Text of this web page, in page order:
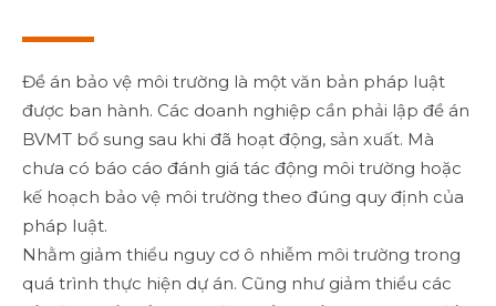
Đề án bảo vệ môi trường là một văn bản pháp luật
được ban hành. Các doanh nghiệp cần phải lập đề án
BVMT bổ sung sau khi đã hoạt động, sản xuất. Mà
chưa có báo cáo đánh giá tác động môi trường hoặc
kế hoạch bảo vệ môi trường theo đúng quy định của
pháp luật.
Nhằm giảm thiểu nguy cơ ô nhiễm môi trường trong
quá trình thực hiện dự án. Cũng như giảm thiểu các